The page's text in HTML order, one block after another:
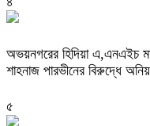
অভয়নগরের হিদিয়া এ,এনএইচ
শাহনাজ পারভীনের বিরুদ্ধে
৫